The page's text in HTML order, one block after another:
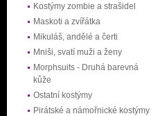
Kostýmy zombie a strašidel
Maskoti a zvířátka
Mikuláš, andělé a čerti
Mniši, svatí muži a ženy
Morphsuits - Druhá barevná
kůže
Ostatní kostýmy
Pirátské a námořnické kostýmy